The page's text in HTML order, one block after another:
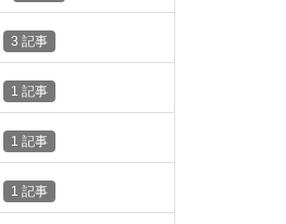
3 記事
1 記事
1 記事
1 記事